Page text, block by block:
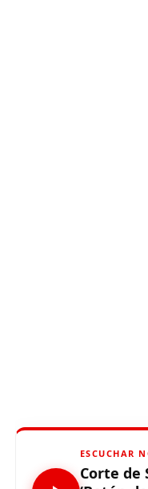
ESCUCHAR
Corte de